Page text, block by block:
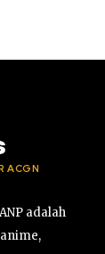
ACGN
adalah